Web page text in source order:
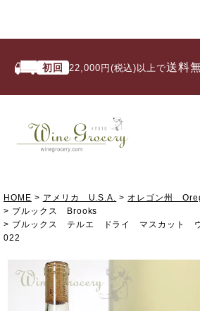
初回 22,000円(税込)以上で送料無料
/
HOME アメリカ U.S.A.
オレゴン州
ブルックス Brooks
ブルックス テルエ ドライ マスカット
022